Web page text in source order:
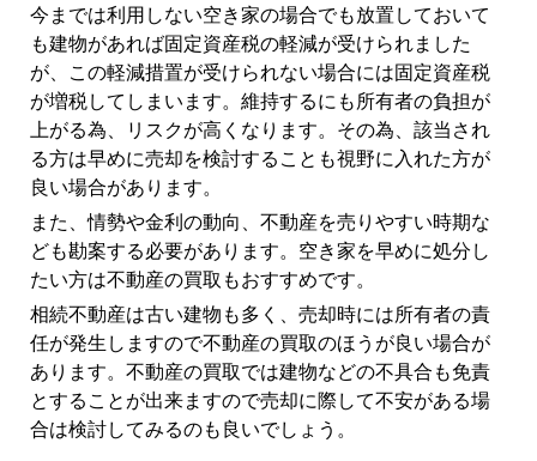
今までは利用しない空き家の場合でも放置しておいて
も建物があれば固定資産税の軽減が受けられました
が、この軽減措置が受けられない場合には固定資産税
が増税してしまいます。維持するにも所有者の負担が
上がる為、リスクが高くなります。その為、該当され
る方は早めに売却を検討することも視野に入れた方が
良い場合があります。
また、情勢や金利の動向、不動産を売りやすい時期な
ども勘案する必要があります。空き家を早めに処分し
たい方は不動産の買取もおすすめです。
相続不動産は古い建物も多く、売却時には所有者の責
任が発生しますので不動産の買取のほうが良い場合が
あります。不動産の買取では建物などの不具合も免責
とすることが出来ますので売却に際して不安がある場
合は検討してみるのも良いでしょう。